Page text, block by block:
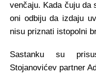
venčaju. Kada čuju da
oni odbiju da izdaju
nisu priznati istopolni
Sastanku su
Stojanovićev partner